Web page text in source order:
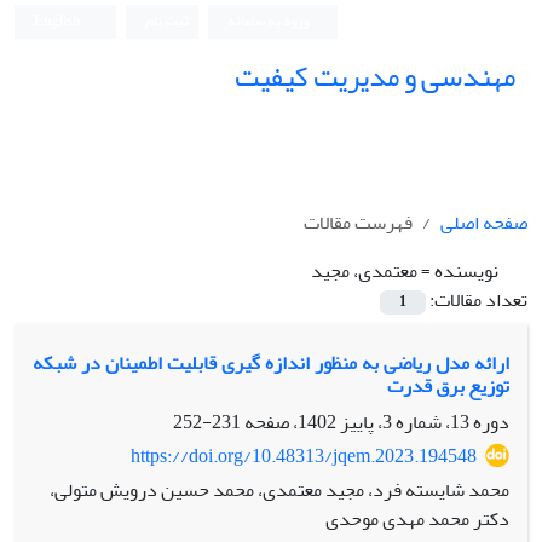
مهندسی و مدیریت کیفیت
صفحه اصلی
فهرست مقالات
نویسنده =معتمدی، مجید
تعداد مقالات:
1
ارائه مدل ریاضی به منظور اندازه گیری قابلیت اطمینان در شبکه
توزیع برق قدرت
دوره 13، شماره 3، پاییز 1402، صفحه
231-252
https://doi.org/10.48313/jqem.2023.194548
محمد شایسته فرد، مجید معتمدی، محمد حسین درویش متولی،
دکتر محمد مهدی موحدی